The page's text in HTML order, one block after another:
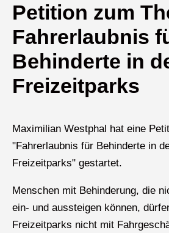
Petition zum
Fahrerlaubnis
Behinderte in
Freizeitparks
Maximilian Westphal hat eine
"Fahrerlaubnis für Behinderte in
Freizeitparks" gestartet.
Menschen mit Behinderung, die
ein- und aussteigen können,
Freizeitparks nicht mit